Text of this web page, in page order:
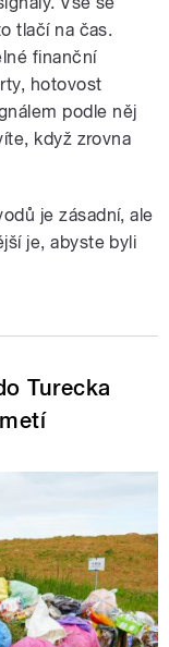
tlačí na čas.
finanční
hotovost
podle něj
když zrovna
je zásadní, ale
je, abyste byli
Turecka